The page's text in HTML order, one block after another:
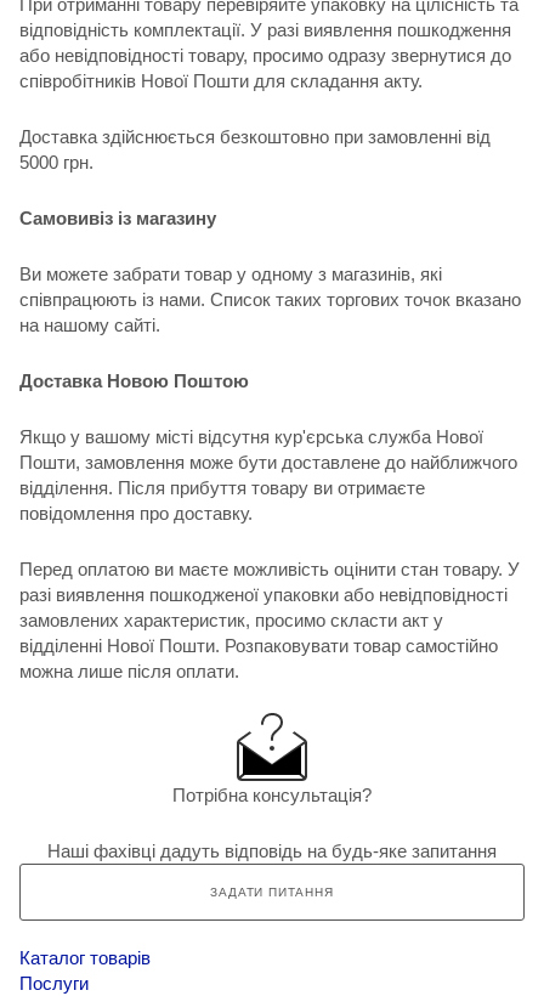
При отриманні товару перевіряйте упаковку на цілісність та
відповідність комплектації. У разі виявлення пошкодження
або невідповідності товару, просимо одразу звернутися до
співробітників Нової Пошти для складання акту.
Доставка здійснюється безкоштовно при замовленні від
5000 грн.
Самовивіз із магазину
Ви можете забрати товар у одному з магазинів, які
співпрацюють із нами. Список таких торгових точок вказано
на нашому сайті.
Доставка Новою Поштою
Якщо у вашому місті відсутня кур'єрська служба Нової
Пошти, замовлення може бути доставлене до найближчого
відділення. Після прибуття товару ви отримаєте
повідомлення про доставку.
Перед оплатою ви маєте можливість оцінити стан товару. У
разі виявлення пошкодженої упаковки або невідповідності
замовлених характеристик, просимо скласти акт у
відділенні Нової Пошти. Розпаковувати товар самостійно
можна лише після оплати.
Потрібна консультація?
Наші фахівці дадуть відповідь на будь-яке запитання
ЗАДАТИ ПИТАННЯ
Каталог товарів
Послуги